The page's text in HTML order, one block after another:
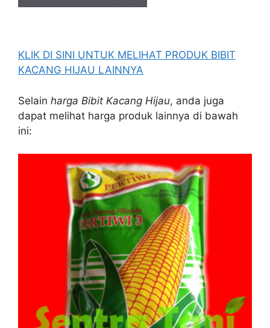
KLIK DI SINI UNTUK MELIHAT PRODUK BIBIT
KACANG HIJAU LAINNYA
Selain harga Bibit Kacang Hijau, anda juga
dapat melihat harga produk lainnya di bawah
ini: